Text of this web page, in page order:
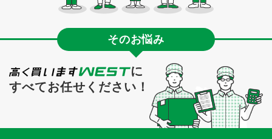
そのお悩み
に
すべてお任せください！